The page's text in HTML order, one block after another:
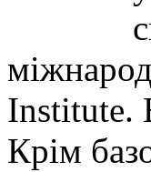
Institute.
Крім